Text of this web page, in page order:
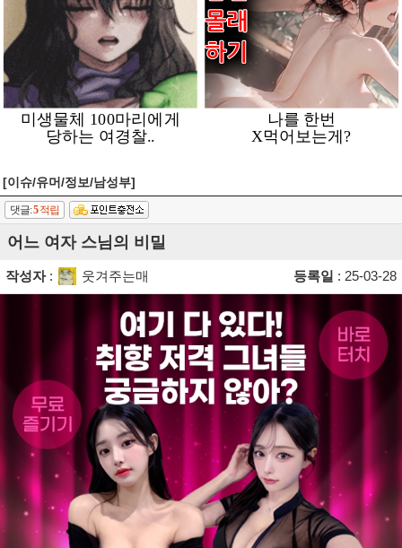
[이슈/유머/정보/남성부]
댓글:5적립
어느 여자 스님의 비밀
작성자: 웃겨주는매 등록일 : 25-03-28